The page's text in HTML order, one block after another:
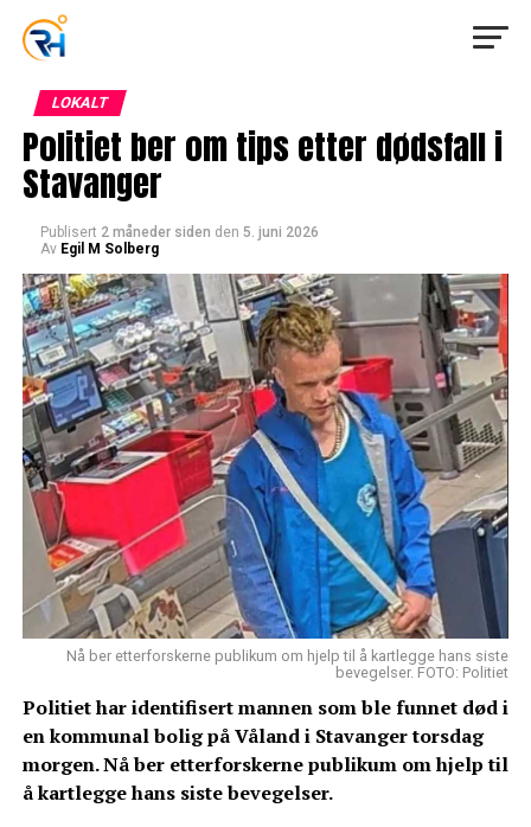
LOKALT
Politiet ber om tips etter dødsfall i
Stavanger
Publisert 2 måneder siden den 5. juni 2026
Av Egil M Solberg
Nå ber etterforskerne publikum om hjelp til å kartlegge hans siste
bevegelser. FOTO: Politiet
Politiet har identifisert mannen som ble funnet død i
en kommunal bolig på Våland i Stavanger torsdag
morgen. Nå ber etterforskerne publikum om hjelp til
å kartlegge hans siste bevegelser.